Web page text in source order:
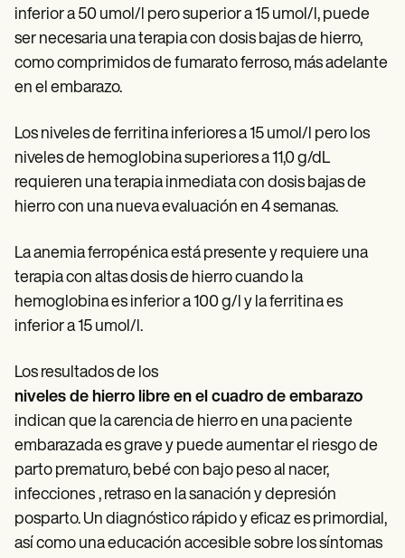
inferior a 50 umol/l pero superior a 15 umol/l, puede
ser necesaria una terapia con dosis bajas de hierro,
como comprimidos de fumarato ferroso, más adelante
en el embarazo.
Los niveles de ferritina inferiores a 15 umol/l pero los
niveles de hemoglobina superiores a 11,0 g/dL
requieren una terapia inmediata con dosis bajas de
hierro con una nueva evaluación en 4 semanas.
La anemia ferropénica está presente y requiere una
terapia con altas dosis de hierro cuando la
hemoglobina es inferior a 100 g/l y la ferritina es
inferior a 15 umol/l.
Los resultados de los
niveles de hierro libre en el cuadro de embarazo
indican que la carencia de hierro en una paciente
embarazada es grave y puede aumentar el riesgo de
parto prematuro, bebé con bajo peso al nacer,
infecciones , retraso en la sanación y depresión
posparto. Un diagnóstico rápido y eficaz es primordial,
así como una educación accesible sobre los síntomas